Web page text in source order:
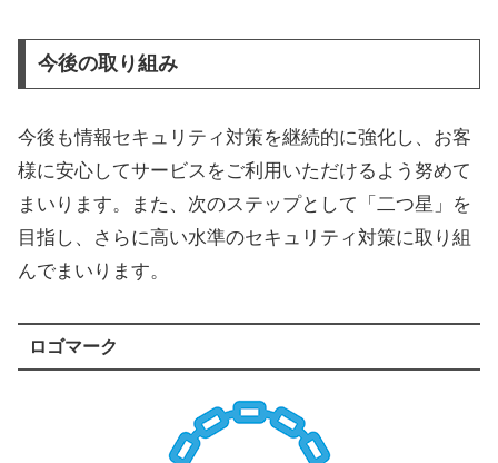
今後の取り組み
今後も情報セキュリティ対策を継続的に強化し、お客
様に安心してサービスをご利用いただけるよう努めて
まいります。また、次のステップとして「二つ星」を
目指し、さらに高い水準のセキュリティ対策に取り組
んでまいります。
ロゴマーク